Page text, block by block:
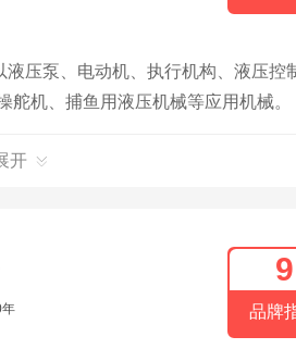
压泵、电动机、执行机构、液压控
机、捕鱼用液压机械等应用机械。
开
9
品牌